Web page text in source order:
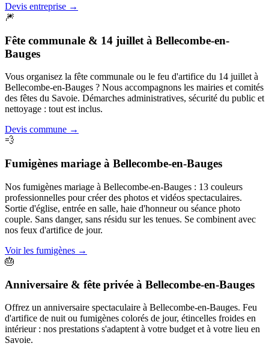
Devis entreprise →
🎆
Fête communale & 14 juillet à Bellecombe-en-
Bauges
Vous organisez la fête communale ou le feu d'artifice du 14 juillet à
Bellecombe-en-Bauges ? Nous accompagnons les mairies et comités
des fêtes du Savoie. Démarches administratives, sécurité du public et
nettoyage : tout est inclus.
Devis commune →
💨
Fumigènes mariage à Bellecombe-en-Bauges
Nos fumigènes mariage à Bellecombe-en-Bauges : 13 couleurs
professionnelles pour créer des photos et vidéos spectaculaires.
Sortie d'église, entrée en salle, haie d'honneur ou séance photo
couple. Sans danger, sans résidu sur les tenues. Se combinent avec
nos feux d'artifice de jour.
Voir les fumigènes →
🎂
Anniversaire & fête privée à Bellecombe-en-Bauges
Offrez un anniversaire spectaculaire à Bellecombe-en-Bauges. Feu
d'artifice de nuit ou fumigènes colorés de jour, étincelles froides en
intérieur : nos prestations s'adaptent à votre budget et à votre lieu en
Savoie.